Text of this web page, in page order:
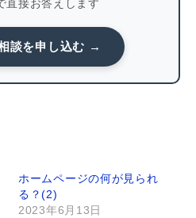
直接お答えします
談を申し込む →
ホームページの何が見られ
る？(2)
2023年6月13日